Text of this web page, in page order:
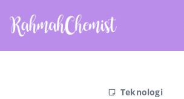
Teknologi